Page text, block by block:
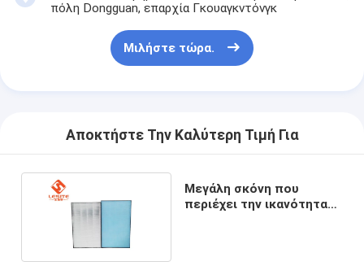
πόλη Dongguan, επαρχία Γκουαγκντόνγκ
Μιλήστε τώρα.
Αποκτήστε Την Καλύτερη Τιμή Για
Μεγάλη σκόνη που
περιέχει την ικανότητα